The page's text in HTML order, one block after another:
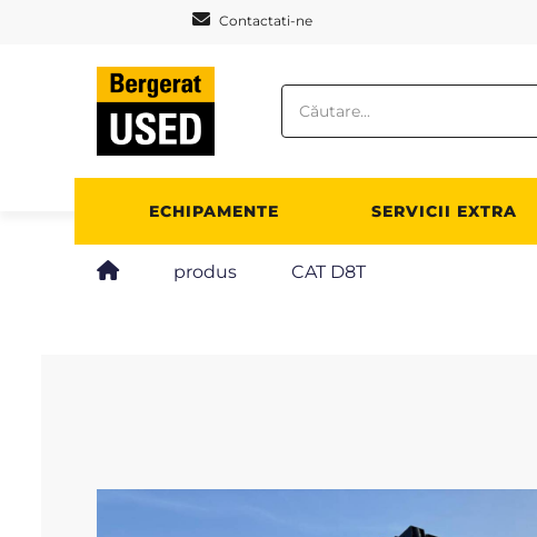
Contactati-ne
ECHIPAMENTE SERVICII EXTRA
produs CAT D8T
Panoul de gestionare a panourilor cookie